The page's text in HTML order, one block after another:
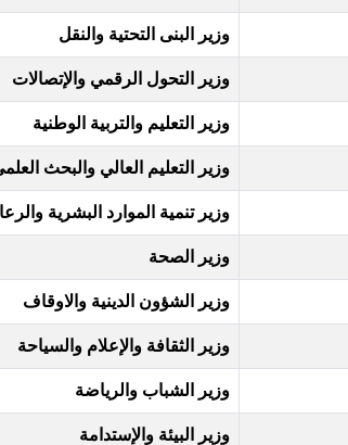
وزير البنى التحتية والنقل
وزير التحول الرقمي والإتصالات
وزير التعليم والتربية الوطنية
وزير التعليم العالي والبحث
وزير تنمية الموارد البشرية
وزير الصحة
وزير الشؤون الدينية والاوقاف
وزير الثقافة والإعلام والسياحة
وزير الشباب والرياضة
وزير البيئة والإستدامة